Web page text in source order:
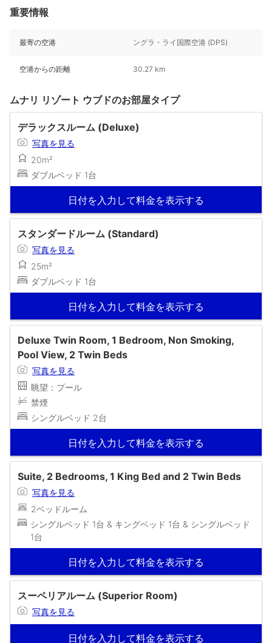
重要情報
最寄の空港 ングラ・ライ国際空港 (DPS)
空港からの距離 30.27 km
ムナリ リゾート ウブドのお部屋タイプ
デラックスルーム (Deluxe)
写真を見る
20m²
ダブルベッド 1台
日付を入力して料金を表示する
スタンダードルーム (Standard)
写真を見る
25m²
ダブルベッド 1台
日付を入力して料金を表示する
Deluxe Twin Room, 1 Bedroom, Non Smoking,
Pool View, 2 Twin Beds
写真を見る
眺望：プール
禁煙
シングルベッド 2台
日付を入力して料金を表示する
Suite, 2 Bedrooms, 1 King Bed and 2 Twin Beds
写真を見る
2ベッドルーム
シングルベッド 1台 & キングベッド 1台 & シングルベッド
1台
日付を入力して料金を表示する
スーペリアルーム (Superior Room)
写真を見る
日付を入力して料金を表示する